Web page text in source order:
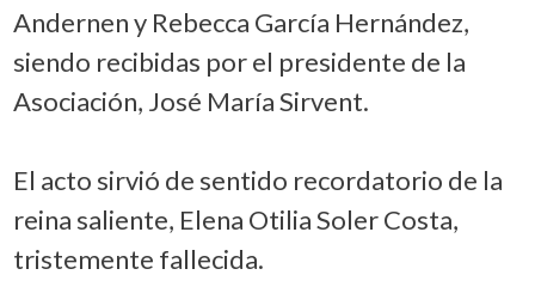
Andernen y Rebecca García Hernández,
siendo recibidas por el presidente de la
Asociación, José María Sirvent.
El acto sirvió de sentido recordatorio de la
reina saliente, Elena Otilia Soler Costa,
tristemente fallecida.